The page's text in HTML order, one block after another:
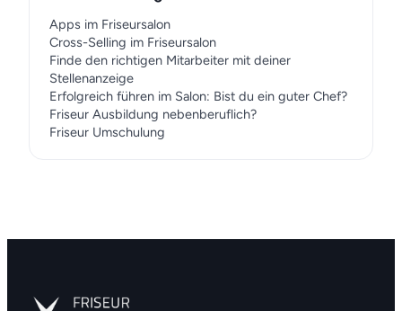
Apps im Friseursalon
Cross-Selling im Friseursalon
Finde den richtigen Mitarbeiter mit deiner
Stellenanzeige
Erfolgreich führen im Salon: Bist du ein guter Chef?
Friseur Ausbildung nebenberuflich?
Friseur Umschulung